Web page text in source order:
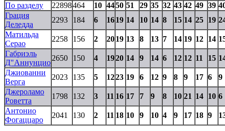
По разделу 22898464 10 4450 51 29 35 32 43 42 49 39
Грация
Деледда
2293 184 6 1619 14 10 14 8 15 14 25 19
Матильда
Серао
2258 156 2 2019 13 8 13 7 14 19 12 14
Габриэль
Д"Аннунцио
2650 150 4 1920 14 9 14 6 12 12 11 15
Джиованни
Верга
2023 135 5 1223 19 6 12 9 8 9 17 6
9
Джероламо
Роветта
1798 132 3 11 16 17 7 9 8 10 21 14 10 6
Антонио
Фогаццаро
2041 130 2 11 18 10 9 10 4 9 17 18 9